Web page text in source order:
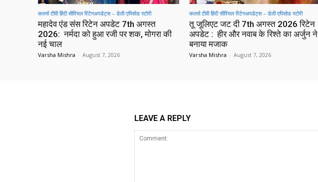
कलर्स टीवी हिंदी सीरियल रिटेनअपडेट्स – डेली एपिसोड स्टोरी
महादेव एंड संस रिटेन अपडेट 7th अगस्त
2026: नर्मदा को हुआ रजी पर शक, मोगरा की
नई चाल
Varsha Mishra - August 7, 2026
कलर्स टीवी हिंदी सीरियल रिटेनअपडेट्स – डेली एपिसोड स्टोरी
तू जूलिएट जट दी 7th अगस्त 2026 रिटेन
अपडेट : हीर और नवाब के रिश्ते का अर्जुन ने
बनाया मजाक
Varsha Mishra - August 7, 2026
LEAVE A REPLY